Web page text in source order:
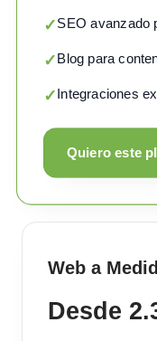
✓SEO avanzado
✓Blog para
✓Integraciones
Quiero este
Web a
Desde